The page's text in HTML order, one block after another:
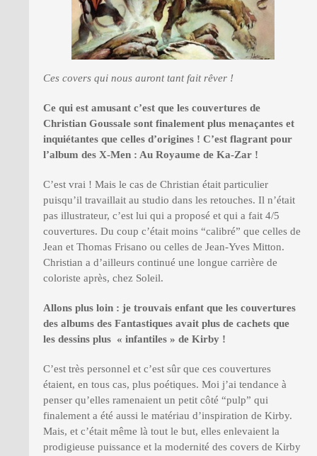
Ces covers qui nous auront tant fait rêver !
Ce qui est amusant c’est que les couvertures de
Christian Goussale sont finalement plus menaçantes et
inquiétantes que celles d’origines ! C’est flagrant pour
l’album des X-Men : Au Royaume de Ka-Zar !
C’est vrai ! Mais le cas de Christian était particulier
puisqu’il travaillait au studio dans les retouches. Il n’était
pas illustrateur, c’est lui qui a proposé et qui a fait 4/5
couvertures. Du coup c’était moins “calibré” que celles de
Jean et Thomas Frisano ou celles de Jean-Yves Mitton.
Christian a d’ailleurs continué une longue carrière de
coloriste après, chez Soleil.
Allons plus loin : je trouvais enfant que les couvertures
des albums des Fantastiques avait plus de cachets que
les dessins plus « infantiles » de Kirby !
C’est très personnel et c’est sûr que ces couvertures
étaient, en tous cas, plus poétiques. Moi j’ai tendance à
penser qu’elles ramenaient un petit côté “pulp” qui
finalement a été aussi le matériau d’inspiration de Kirby.
Mais, et c’était même là tout le but, elles enlevaient la
prodigieuse puissance et la modernité des covers de Kirby